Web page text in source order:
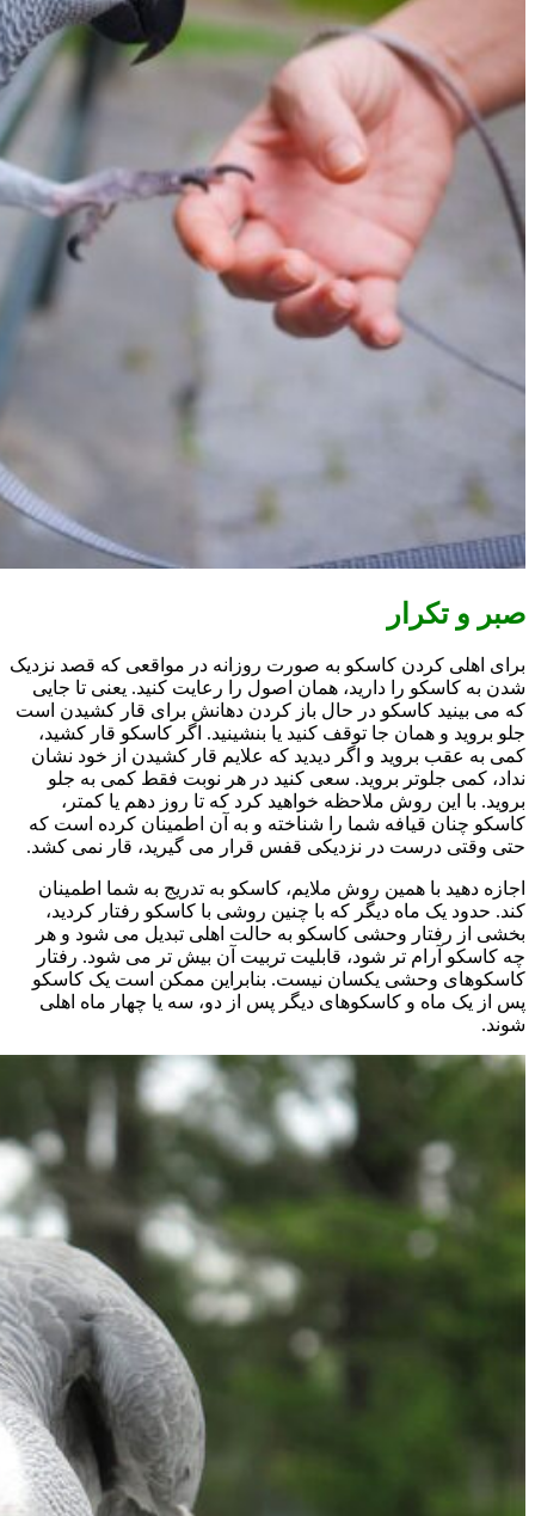
صبر و تکرار
برای اهلی کردن کاسکو به صورت روزانه در مواقعی که قصد نزدیک
شدن به کاسکو را دارید، همان اصول را رعایت کنید. یعنی تا جایی
که می بینید کاسکو در حال باز کردن دهانش برای قار کشیدن است
جلو بروید و همان جا توقف کنید یا بنشینید. اگر کاسکو قار کشید،
کمی به عقب بروید و اگر دیدید که علایم قار کشیدن از خود نشان
نداد، کمی جلوتر بروید. سعی کنید در هر نوبت فقط کمی به جلو
بروید. با این روش ملاحظه خواهید کرد که تا روز دهم یا کمتر،
کاسکو چنان قیافه شما را شناخته و به آن اطمینان کرده است که
حتی وقتی درست در نزدیکی قفس قرار می گیرید، قار نمی کشد.
اجازه دهید با همین روش ملایم، کاسکو به تدریج به شما اطمینان
کند. حدود یک ماه دیگر که با چنین روشی با کاسکو رفتار کردید،
بخشی از رفتار وحشی کاسکو به حالت اهلی تبدیل می شود و هر
چه کاسکو آرام تر شود، قابلیت تربیت آن بیش تر می شود. رفتار
كاسکوهای وحشی یکسان نیست. بنابراین ممکن است یک کاسکو
پس از یک ماه و کاسکوهای دیگر پس از دو، سه یا چهار ماه اهلی
شوند.